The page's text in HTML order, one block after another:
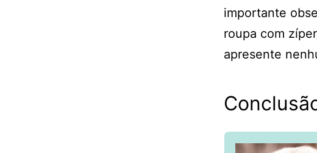
importante
roupa com
apresente